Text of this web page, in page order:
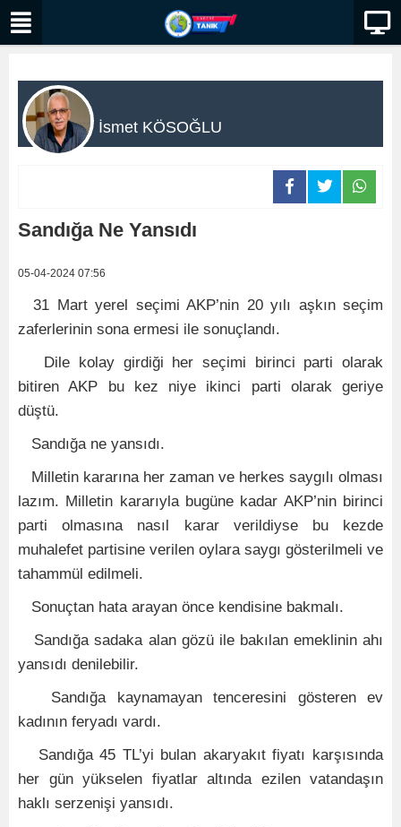
İsmet KÖSOĞLU
Sandığa Ne Yansıdı
05-04-2024 07:56
31 Mart yerel seçimi AKP’nin 20 yılı aşkın seçim
zaferlerinin sona ermesi ile sonuçlandı.
Dile kolay girdiği her seçimi birinci parti olarak
bitiren AKP bu kez niye ikinci parti olarak geriye
düştü.
Sandığa ne yansıdı.
Milletin kararına her zaman ve herkes saygılı olması
lazım. Milletin kararıyla bugüne kadar AKP’nin birinci
parti olmasına nasıl karar verildiyse bu kezde
muhalefet partisine verilen oylara saygı gösterilmeli ve
tahammül edilmeli.
Sonuçtan hata arayan önce kendisine bakmalı.
Sandığa sadaka alan gözü ile bakılan emeklinin ahı
yansıdı denilebilir.
Sandığa kaynamayan tenceresini gösteren ev
kadının feryadı vardı.
Sandığa 45 TL’yi bulan akaryakıt fiyatı karşısında
her gün yükselen fiyatlar altında ezilen vatandaşın
haklı serzenişi yansıdı.